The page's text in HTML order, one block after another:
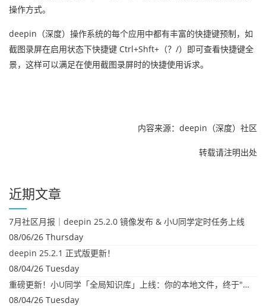
操作方式。
deepin（深度）操作系统的每个应用中都有丰富的快捷键预制，如
截图录屏在启用状态下快捷键 Ctrl+Shft+（？/）即可查看快捷键全
景，这样可以满足在使用截图录屏时的快捷使用诉求。
内容来源：deepin（深度）社区
转载请注明出处
近期文章
7月社区月报｜deepin 25.2.0 镜像发布 & 小U同学定时任务上线
08/06/26 Thursday
deepin 25.2.1 正式版更新！
08/04/26 Tuesday
重磅更新！小U同学「全局知识库」上线：你的本地文件，终于"活"起来了
08/04/26 Tuesday